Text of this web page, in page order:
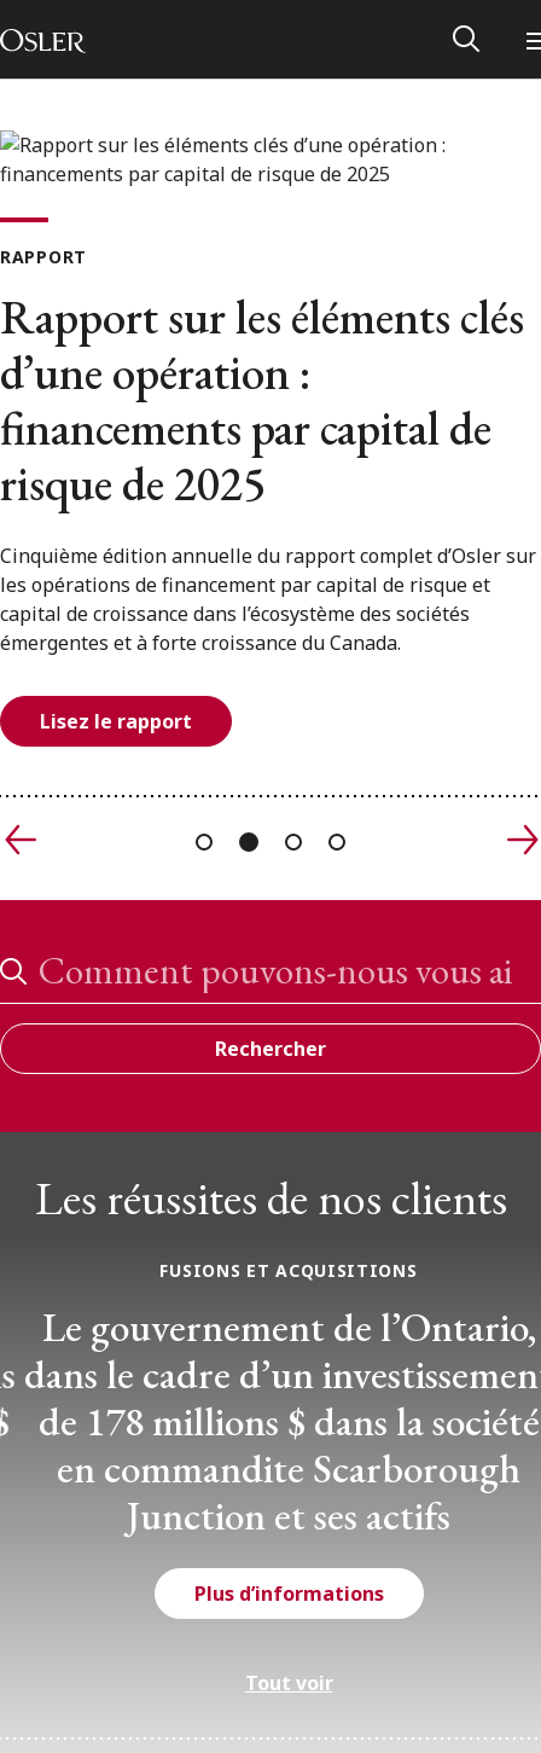
Passer au contenu
Main Navigation
Réseau des anciens d’Osler
Contactez-nous
ENGLISH
S’abonner aux articles Osler
S’abonner
RAPPORT
Rapport sur les éléments clés
d’une opération :
financements par capital de
risque de 2025
Cinquième édition annuelle du rapport complet d’Osler sur
les opérations de financement par capital de risque et
capital de croissance dans l’écosystème des sociétés
émergentes et à forte croissance du Canada.
Lisez le rapport
Précédent
Search
Rechercher
Les réussites de nos clients
FUSIONS ET ACQUISITIONS
Le gouvernement de l’Ontario,
dans le cadre d’un investissement
de 178 millions $ dans la société
en commandite Scarborough
Junction et ses actifs
Plus d’informations
Tout voir